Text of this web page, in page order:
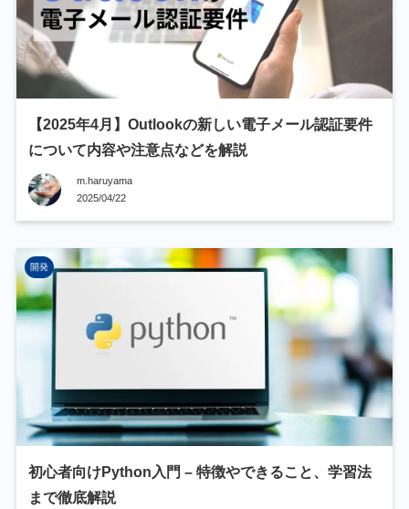
【2025年4月】Outlookの新しい電子メール認証要件
について内容や注意点などを解説
m.haruyama
2025/04/22
開発
初心者向けPython入門 – 特徴やできること、学習法
まで徹底解説